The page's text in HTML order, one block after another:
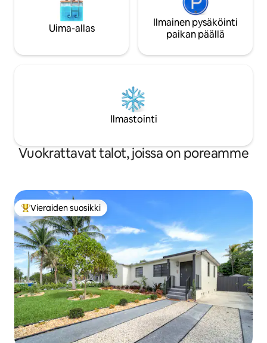
Uima-allas
Ilmainen pysäköinti
paikan päällä
Ilmastointi
Vuokrattavat talot, joissa on poreamme
Vieraiden suosikkien parhaimmistoa
Vieraiden suosikki